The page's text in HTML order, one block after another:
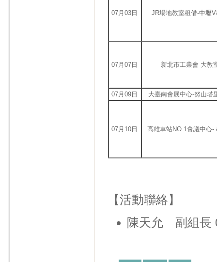
07月03日 JR場地教室租借-中壢
07月07日 新北市工業會 大教
07月09日 大臺南會展中心-努山塔
07月10日 高雄車站NO.1會議中心-
【活動聯絡】
陳天允 副組長